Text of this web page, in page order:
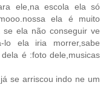
ele,na escola ela só
ela é muito
ela não conseguir ve
lo ela iria morrer,sabe
é :foto dele,musicas
se arriscou indo ne um